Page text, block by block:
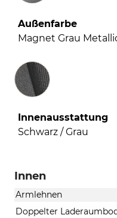
Außenfarbe
Magnet Grau
Innenausstattung
Innenausstattung
Schwarz / Grau
Innen
Armlehnen
Doppelter